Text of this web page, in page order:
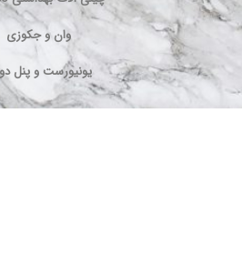
وان و جکوزی
یونیورست و پنل دوش